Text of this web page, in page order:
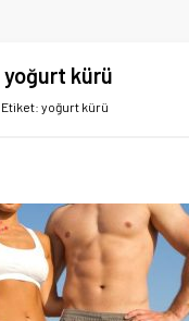
yoğurt kürü
Etiket: yoğurt kürü